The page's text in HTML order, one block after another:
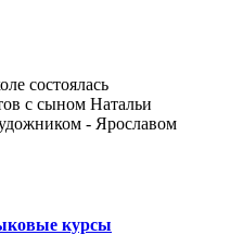
состоялась
с сыном Натальи
- Ярославом
курсы